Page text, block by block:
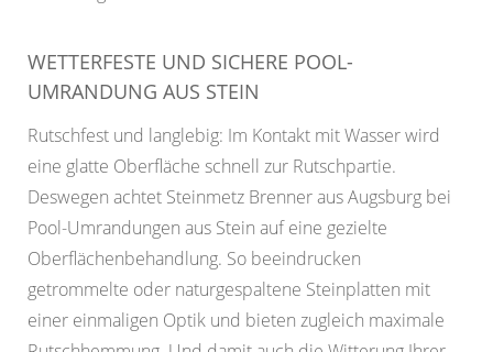
WETTERFESTE UND SICHERE POOL-
UMRANDUNG AUS STEIN
Rutschfest und langlebig: Im Kontakt mit Wasser wird
eine glatte Oberfläche schnell zur Rutschpartie.
Deswegen achtet Steinmetz Brenner aus Augsburg bei
Pool-Umrandungen aus Stein auf eine gezielte
Oberflächenbehandlung. So beeindrucken
getrommelte oder naturgespaltene Steinplatten mit
einer einmaligen Optik und bieten zugleich maximale